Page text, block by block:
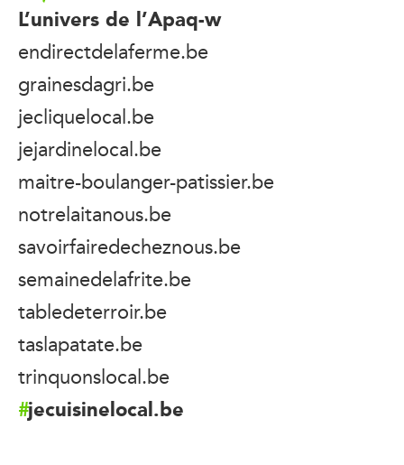
L’univers de l’Apaq-w
endirectdelaferme.be
grainesdagri.be
jecliquelocal.be
jejardinelocal.be
maitre-boulanger-patissier.be
notrelaitanous.be
savoirfairedecheznous.be
semainedelafrite.be
tabledeterroir.be
taslapatate.be
trinquonslocal.be
jecuisinelocal.be